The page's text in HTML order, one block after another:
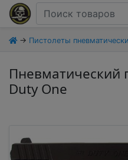
→ Пистолеты
Пневматический
Duty One